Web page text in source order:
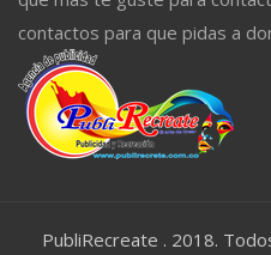
contactos para que pidas a
PubliRecreate . 2018.